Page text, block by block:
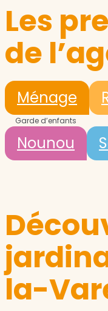
Les
de
Ménage
Garde d’enfants
Nounou
la-